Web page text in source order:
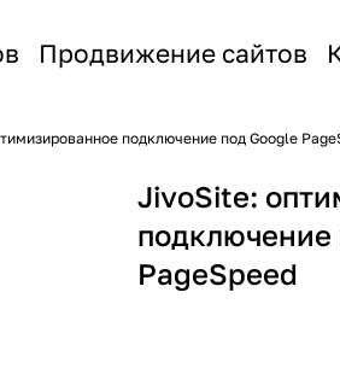
Продвижение сайтов
подключение под Google
JivoSite:
подключение
PageSpeed